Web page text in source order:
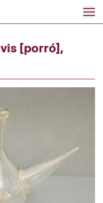
[porró],